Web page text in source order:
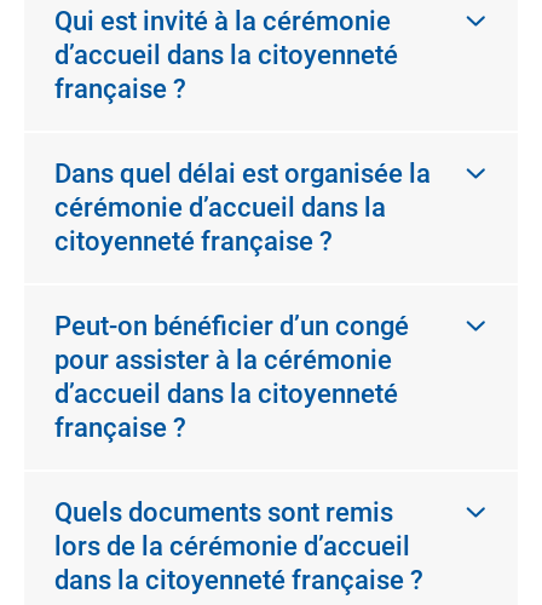
Qui est invité à la cérémonie
d’accueil dans la citoyenneté
française ?
Dans quel délai est organisée la
cérémonie d’accueil dans la
citoyenneté française ?
Peut-on bénéficier d’un congé
pour assister à la cérémonie
d’accueil dans la citoyenneté
française ?
Quels documents sont remis
lors de la cérémonie d’accueil
dans la citoyenneté française ?